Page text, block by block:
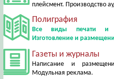
плейсмент. Производство
Полиграфия
Все виды печати и
Изготовление и
Газеты и журналы
Написание и
Модульная реклама.